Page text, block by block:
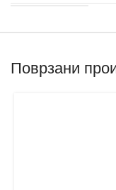
Поврзани